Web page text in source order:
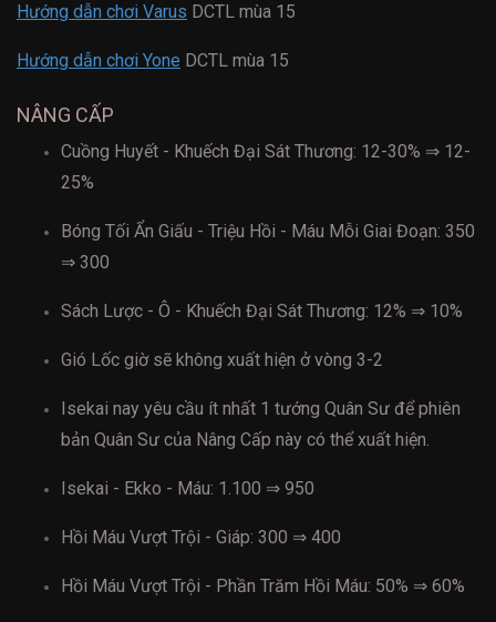
Hướng dẫn chơi Varus DCTL mùa 15
Hướng dẫn chơi Yone DCTL mùa 15
NÂNG CẤP
Cuồng Huyết - Khuếch Đại Sát Thương: 12-30% ⇒ 12-
25%
Bóng Tối Ẩn Giấu - Triệu Hồi - Máu Mỗi Giai Đoạn: 350
⇒ 300
Sách Lược - Ô - Khuếch Đại Sát Thương: 12% ⇒ 10%
Gió Lốc giờ sẽ không xuất hiện ở vòng 3-2
Isekai nay yêu cầu ít nhất 1 tướng Quân Sư để phiên
bản Quân Sư của Nâng Cấp này có thể xuất hiện.
Isekai - Ekko - Máu: 1.100 ⇒ 950
Hồi Máu Vượt Trội - Giáp: 300 ⇒ 400
Hồi Máu Vượt Trội - Phần Trăm Hồi Máu: 50% ⇒ 60%